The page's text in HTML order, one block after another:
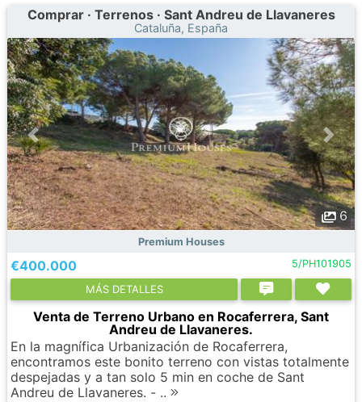
Comprar · Terrenos · Sant Andreu de Llavaneres
Cataluña, España
6
Premium Houses
€400.000 5/PH101905
МÁS DETALLES
Venta de Terreno Urbano en Rocaferrera, Sant
Andreu de Llavaneres.
En la magnífica Urbanización de Rocaferrera,
encontramos este bonito terreno con vistas totalmente
despejadas y a tan solo 5 min en coche de Sant
Andreu de Llavaneres. - ..